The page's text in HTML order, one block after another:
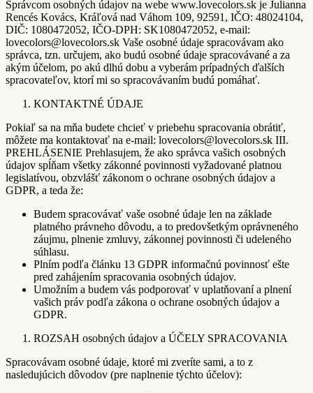
Správcom osobných údajov na webe www.lovecolors.sk je Julianna
Rencés Kovács, Kráľová nad Váhom 109, 92591, IČO: 48024104,
DIČ: 1080472052, IČO-DPH: SK1080472052, e-mail:
lovecolors@lovecolors.sk Vaše osobné údaje spracovávam ako
správca, tzn. určujem, ako budú osobné údaje spracovávané a za
akým účelom, po akú dlhú dobu a vyberám prípadných ďalších
spracovateľov, ktorí mi so spracovávaním budú pomáhať.
KONTAKTNÉ ÚDAJE
Pokiaľ sa na mňa budete chcieť v priebehu spracovania obrátiť,
môžete ma kontaktovať na e-mail: lovecolors@lovecolors.sk III.
PREHLÁSENIE Prehlasujem, že ako správca vašich osobných
údajov spĺňam všetky zákonné povinnosti vyžadované platnou
legislatívou, obzvlášť zákonom o ochrane osobných údajov a
GDPR, a teda že:
Budem spracovávať vaše osobné údaje len na základe
platného právneho dôvodu, a to predovšetkým oprávneného
záujmu, plnenie zmluvy, zákonnej povinnosti či udeleného
súhlasu.
Plním podľa článku 13 GDPR informačnú povinnosť ešte
pred zahájením spracovania osobných údajov.
Umožním a budem vás podporovať v uplatňovaní a plnení
vašich práv podľa zákona o ochrane osobných údajov a
GDPR.
ROZSAH osobných údajov a ÚČELY SPRACOVANIA
Spracovávam osobné údaje, ktoré mi zveríte sami, a to z
nasledujúcich dôvodov (pre naplnenie týchto účelov):